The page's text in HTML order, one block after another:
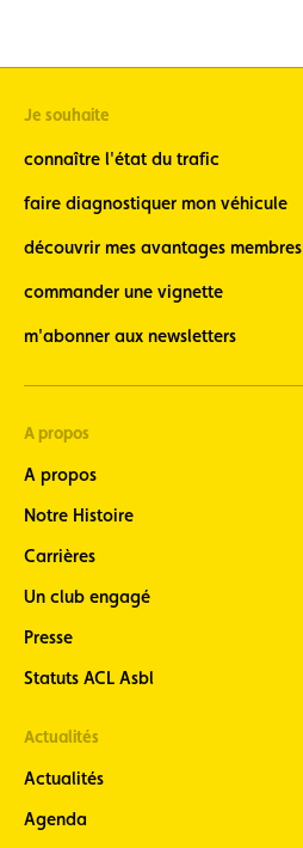
Je souhaite
connaître l'état du trafic
faire diagnostiquer mon véhicule
découvrir mes avantages membres
commander une vignette
m'abonner aux newsletters
A propos
A propos
Notre Histoire
Carrières
Un club engagé
Presse
Statuts ACL Asbl
Actualités
Actualités
Agenda